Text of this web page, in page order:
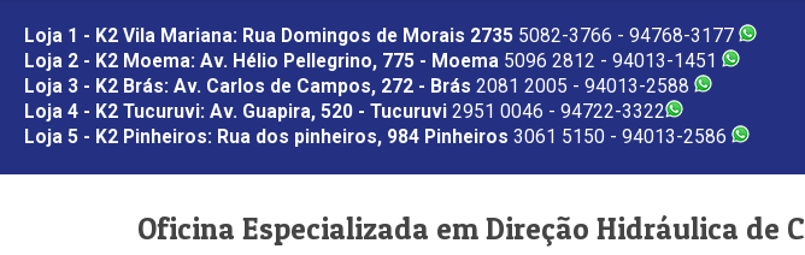
Loja 1 - K2 Vila Mariana: Rua Domingos de Morais 2735 5082-3766 - 94768-3177
Loja 2 - K2 Moema: Av. Hélio Pellegrino, 775 - Moema 5096 2812 - 94013-1451
Loja 3 - K2 Brás: Av. Carlos de Campos, 272 - Brás 2081 2005 - 94013-2588
Loja 4 - K2 Tucuruvi: Av. Guapira, 520 - Tucuruvi 2951 0046 - 94722-3322
Loja 5 - K2 Pinheiros: Rua dos pinheiros, 984 Pinheiros 3061 5150 - 94013-2586
Oficina Especializada em Direção Hidráulica de